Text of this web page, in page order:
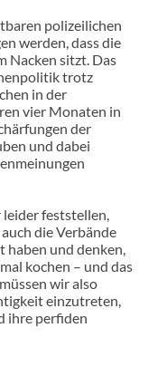
polizeilichen
werden, dass die
Nacken sitzt. Das
trotz
in der
vier Monaten in
der
und dabei
feststellen,
die Verbände
haben und denken,
kochen – und das
wir also
einzutreten,
ihre perfiden